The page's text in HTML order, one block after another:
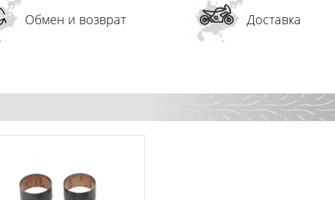
Обмен и возврат Доставка